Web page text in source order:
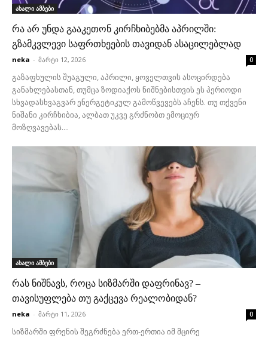
ახალი ამბები
რა არ უნდა გააკეთონ კირჩხიბებმა აპრილში:
გზამკვლევი საფრთხეების თავიდან ასაცილებლად
neka - მარტი 12, 2026 0
გაზაფხულის შუაგული, აპრილი, ყოველთვის ასოცირდება
განახლებასთან, თუმცა ზოდიაქოს ნიშნებისთვის ეს პერიოდი
სხვადასხვაგვარ ენერგეტიკულ გამოწვევებს აჩენს. თუ თქვენი
ნიშანი კირჩხიბია, ალბათ უკვე გრძნობთ ემოციურ
მოზღვავებას....
ახალი ამბები
რას ნიშნავს, როცა სიზმარში დაფრინავ? –
თავისუფლება თუ გაქცევა რეალობიდან?
neka - მარტი 11, 2026 0
სიზმარში ფრენის შეგრძნება ერთ-ერთია იმ მცირე